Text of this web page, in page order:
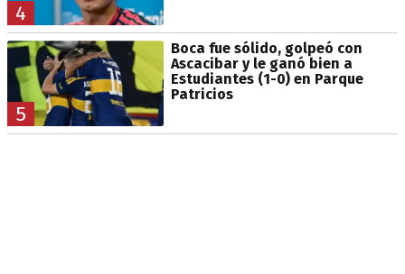
4
5
Boca fue sólido, golpeó con
Ascacibar y le ganó bien a
Estudiantes (1-0) en Parque
Patricios